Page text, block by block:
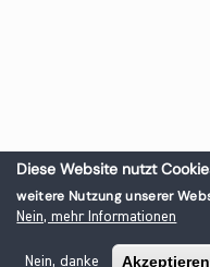
Diese Website nutzt
weitere Nutzung unserer
Nein, mehr Informationen
Nein, danke Akzeptieren